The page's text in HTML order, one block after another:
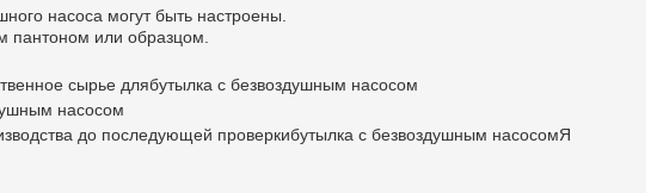
насоса могут быть настроены.
пантоном или образцом.
сырье длябутылка с безвоздушным насосом
насосом
до последующей проверкибутылка с безвоздушным насосомЯ